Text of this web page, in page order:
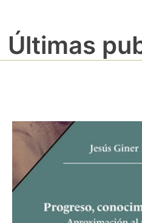
Últimas